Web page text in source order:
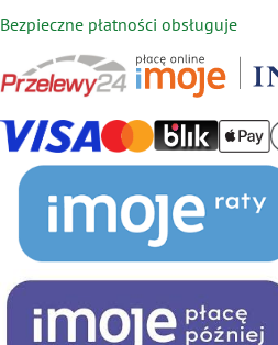
Bezpieczne płatności obsługuje